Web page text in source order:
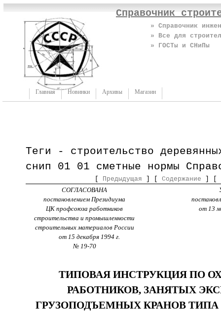
Справочник
» Справочник
» Все для
» ГОСТы и СНиПы
Главная Новинки Архивы Магазин
Теги - строительство
снип 01 01 сметные нормы
Предыдущая Содержание
СОГЛАСОВАНА
постановлением Президиума
ЦК профсоюза работников
строительства и промышленности
строительных материалов России
от 15 декабря 1994 г.
№ 19-70
от 13
ТИПОВАЯ ИНСТРУКЦИЯ ПО
РАБОТНИКОВ, ЗАНЯТЫХ
ГРУЗОПОДЪЕМНЫХ КРАНОВ ТИПА